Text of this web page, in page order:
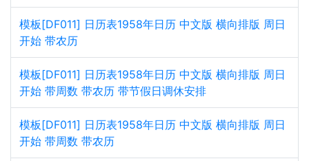
模板[DF011] 日历表1958年日历 中文版 横向排版 周日
开始 带农历
模板[DF011] 日历表1958年日历 中文版 横向排版 周日
开始 带周数 带农历 带节假日调休安排
模板[DF011] 日历表1958年日历 中文版 横向排版 周日
开始 带周数 带农历